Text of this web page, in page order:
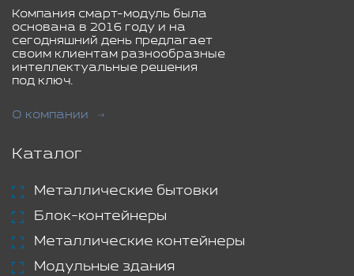
Компания смарт-модуль была
основана в 2016 году и на
сегодняшний день предлагает
своим клиентам разнообразные
интеллектуальные решения
под ключ.
О компании
Каталог
Металлические бытовки
Блок-контейнеры
Металлические контейнеры
Модульные здания